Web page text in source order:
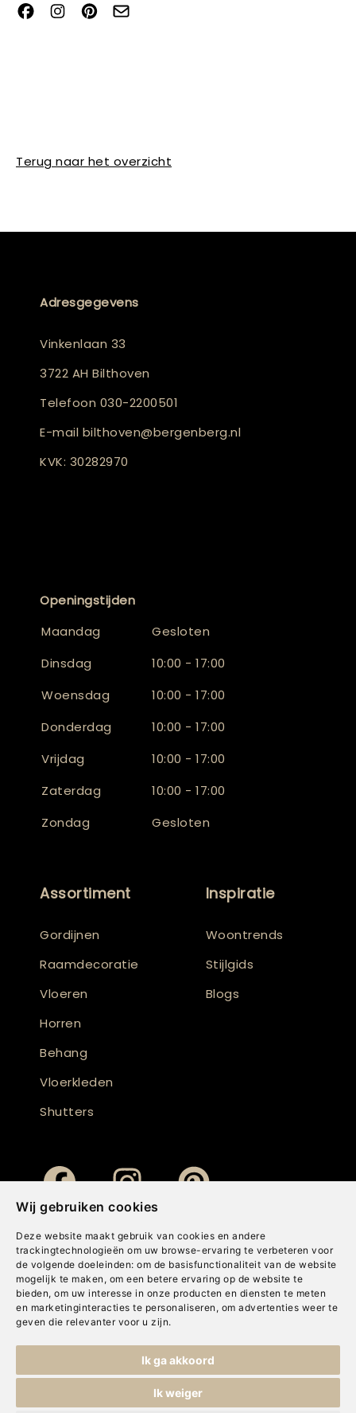
Wij gebruiken cookies
Deze website maakt gebruik van cookies en andere
trackingtechnologieën om uw browse-ervaring te verbeteren voor
de volgende doeleinden: om de basisfunctionaliteit van de website
mogelijk te maken , om een betere ervaring op de website te
bieden, om uw interesse in onze producten en diensten te meten
en marketinginteracties te personaliseren , om advertenties weer te
geven die relevanter voor u zijn.
Ik ga akkoord
Ik weiger
Terug naar het overzicht
Adresgegevens
Vinkenlaan 33
3722 AH Bilthoven
Telefoon 030-2200501
E-mail bilthoven@bergenberg.nl
KVK: 30282970
Openingstijden
Maandag
Gesloten
Dinsdag
10:00 - 17:00
Woensdag
10:00 - 17:00
Donderdag
10:00 - 17:00
Vrijdag
10:00 - 17:00
Zaterdag
10:00 - 17:00
Zondag
Gesloten
Assortiment
Gordijnen
Raamdecoratie
Vloeren
Horren
Behang
Vloerkleden
Shutters
Inspiratie
Woontrends
Stijlgids
Blogs
Cookies